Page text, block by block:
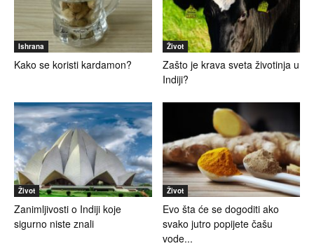
Ishrana
Kako se koristi kardamon?
Život
Zašto je krava sveta životinja u
Indiji?
Život
Zanimljivosti o Indiji koje
sigurno niste znali
Život
Evo šta će se dogoditi ako
svako jutro popijete čašu
vode...